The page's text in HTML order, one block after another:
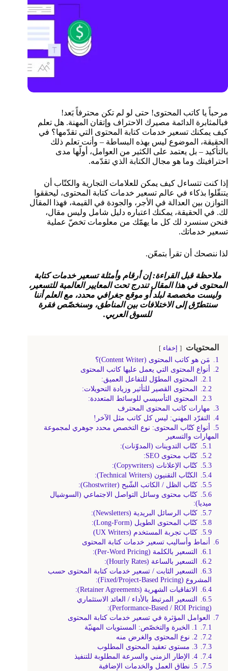
مرحباً يا كاتب المحتوى! حتى لو لم تكن محترفاً بَعد!
فبالمثابرة الدائمة مصيرك الاحتراف وإتقان المهنة. هل تعلم
كيف يمكنك تسعير خدمات كتابة المحتوى التي تقدّمها؟ في
الحقيقة، الموضوع ليس بهذه البساطة – وأنت تعلم ذلك
بالتأكيد – بل يعتمد على الكثير من العوامل، أولّها مدى
احترافيتك وما هو مجال الكتابة الذي تقدّمه.
إذا كنت تتساءل كيف يمكن للعلامات التجارية والكتّاب أن
يتنقّلوا بذكاء في عالم تسعير خدمات كتابة المحتوى، ليحققوا
التوازن بين العدالة في الأجر، والجودة في القيمة، فهذا المقال
لك. في الحقيقة، يمكنك اعتباره دليل شامل وليس مقال،
فنحن سنسرد لك كل ما يهمّك من معلومات تخصّ عملية
تسعير خدماتك.
لذا ننصحك أن تقرأ بتمعّن.
ملاحظة قبل القراءة: إن أرقام وأمثلة تسعير خدمات كتابة
المحتوى في هذا المقال تندرج تحت المعايير العالمية للتسعير،
وليست مخصصة لبلد أو موقع جغرافي محدد، مع العلم أننا
سنتطرّق إلى الاختلافات بين المناطق، وسنخصّص فقرة
للسوق العربي.
المحتويات إخفاء
1.
مَن هو كاتب المحتوى (Content Writer)؟
2.
أنواع المحتوى التي يعمل عليها كاتب المحتوى
2.1.
المحتوى المطوّل للتفاعل العميق:
2.2.
المحتوى القصير للتأثير وزيادة التحويلات:
2.3.
المحتوى التأسيسي للوسائط المتعددة:
3.
مهارات كاتب المحتوى المحترف
4.
التفرّد المهني: ليس كل كاتب مثل الآخر!
5.
أنواع كتّاب المحتوى: نوع التخصص محدد جوهري لمجموعة
المهارات والتسعير
5.1.
كتّاب التدوينات (المدوّنات):
5.2.
كتّاب محتوى SEO:
5.3.
كتّاب الإعلانات (Copywriters):
5.4.
الكتّاب التقنيون (Technical Writers):
5.5.
كتّاب الظل / الكاتب الشّبح (Ghostwriter):
5.6.
كتّاب محتوى وسائل التواصل الاجتماعي (السوشيال
ميديا):
5.7.
كتّاب الرسائل البريدية (Newsletters):
5.8.
كتّاب المحتوى الطويل (Long-Form):
5.9.
كتّاب تجربة المستخدم (UX Writers)
6.
أنماط وأساليب تسعير خدمات كتابة المحتوى
6.1.
التسعير بالكلمة (Per-Word Pricing):
6.2.
التسعير بالساعة (Hourly Rates):
6.3.
التسعير الثابت / تسعير خدمات كتابة المحتوى حسب
المشروع (Fixed/Project-Based Pricing):
6.4.
الاتفاقيات الشهرية (Retainer Agreements):
6.5.
التسعير المرتبط بالأداء / العائد الاستثماري
(Performance-Based / ROI Pricing):
7.
العوامل المؤثرة في تسعير خدمات كتابة المحتوى
7.1.
1. الخبرة والتخصّص: المستويات المهنيّة
7.2.
2. نوع المحتوى والغرض منه
7.3.
3. مستوى تعقيد المحتوى المطلوب
7.4.
4. الإطار الزمني والسرعة المطلوبة للتنفيذ
7.5.
5. نطاق العمل والخدمات الإضافية